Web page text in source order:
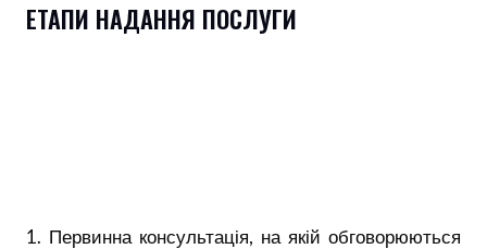
ЕТАПИ НАДАННЯ ПОСЛУГИ
1. Первинна консультація, на якій обговорюються